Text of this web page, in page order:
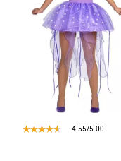
4.55/5.00